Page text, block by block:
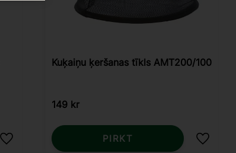
Pievienot vēlmjām
Kuķaiņu ķeršanas tīkls AMT200/100
149 kr
PIRKT